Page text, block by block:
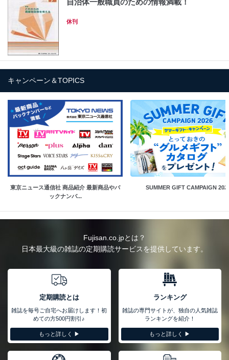
休刊
キャンペーン＆TOPICS
東京ニュース通信社 商品紹介 最新商品やバ
ックナンバ...
SUMMER GIFT CAMPAIGN
Fujisan.co.jpとは？
日本最大級の雑誌の定期購読サービスを提供しています。
定期購読とは
雑誌を毎号ご自宅へお届けします！初
めての方500円割引♪
もっと詳しく ▶︎
ランキング
雑誌の専門サイトが、独自の人気雑誌
ランキングを紹介！
もっと詳しく ▶︎